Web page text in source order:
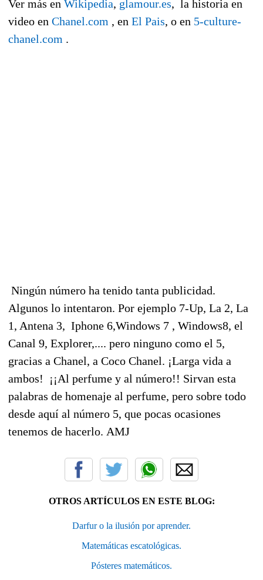
Ver más en Wikipedia, glamour.es, la historia en
video en Chanel.com , en El Pais, o en 5-culture-
chanel.com .
Ningún número ha tenido tanta publicidad.
Algunos lo intentaron. Por ejemplo 7-Up, La 2, La
1, Antena 3, Iphone 6,Windows 7 , Windows8, el
Canal 9, Explorer,.... pero ninguno como el 5,
gracias a Chanel, a Coco Chanel. ¡Larga vida a
ambos! ¡¡Al perfume y al número!! Sirvan esta
palabras de homenaje al perfume, pero sobre todo
desde aquí al número 5, que pocas ocasiones
tenemos de hacerlo. AMJ
OTROS ARTÍCULOS EN ESTE BLOG:
Darfur o la ilusión por aprender.
Matemáticas escatológicas.
Pósteres matemáticos.